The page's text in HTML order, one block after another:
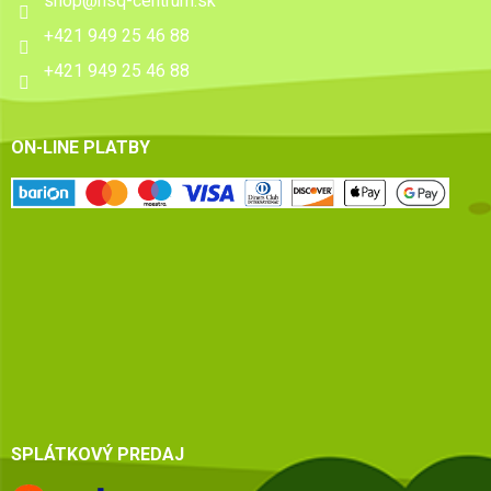
+421 949 25 46 88
+421 949 25 46 88
ON-LINE PLATBY
SPLÁTKOVÝ PREDAJ